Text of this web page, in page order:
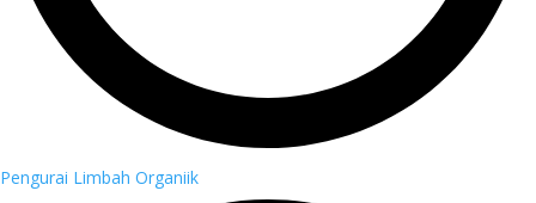
Pengurai Limbah Organiik